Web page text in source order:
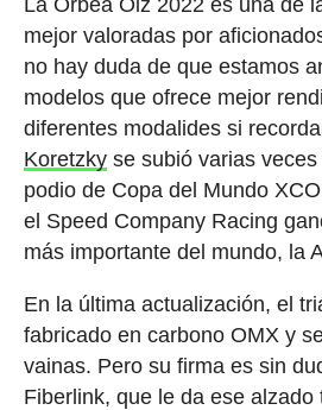
mejor valoradas por
no hay duda de que estamos
modelos que ofrece mejor
diferentes modalides si
Koretzkyse subió varias veces
podio de Copa del Mundo
el Speed Company Racing
más importante del mundo, la
En la última actualización, el
fabricado en carbono OMX y
vainas. Pero su firma es sin
Fiberlink, que le da ese